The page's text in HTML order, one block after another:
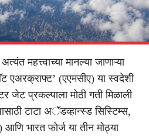
महत्त्वाच्या मानल्या जाणाऱ्या
एअरक्राफ्ट’ (एएमसीए) या स्वदेशी
प्रकल्पाला मोठी गती मिळाली
टाटा अॅडव्हान्स्ड सिस्टिम्स,
भारत फोर्ज या तीन मोठ्या